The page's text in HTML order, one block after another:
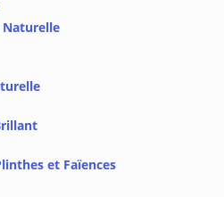
Naturelle
et Faïences